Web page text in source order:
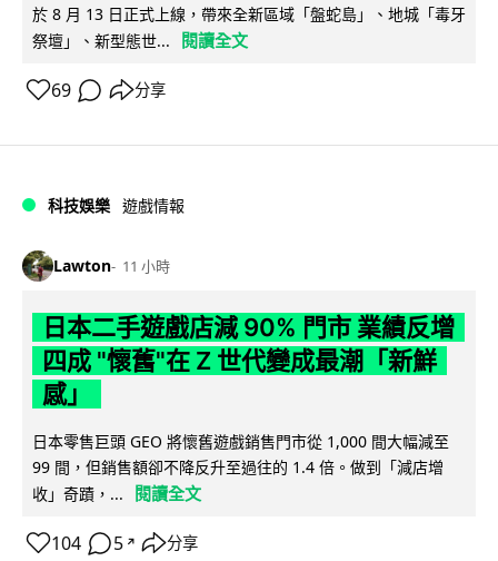
於 8 月 13 日正式上線，帶來全新區域「盤蛇島」、地城「毒牙
祭壇」、新型態世...
閱讀全文
69 分享
科技娛樂 遊戲情報
Lawton 11 小時
日本二手遊戲店減 90% 門市 業績反增
四成 "懷舊"在 Z 世代變成最潮「新鮮
感」
日本零售巨頭 GEO 將懷舊遊戲銷售門市從 1,000 間大幅減至
99 間，但銷售額卻不降反升至過往的 1.4 倍。做到「減店增
收」奇蹟，...
閱讀全文
104 5 ↗ 分享